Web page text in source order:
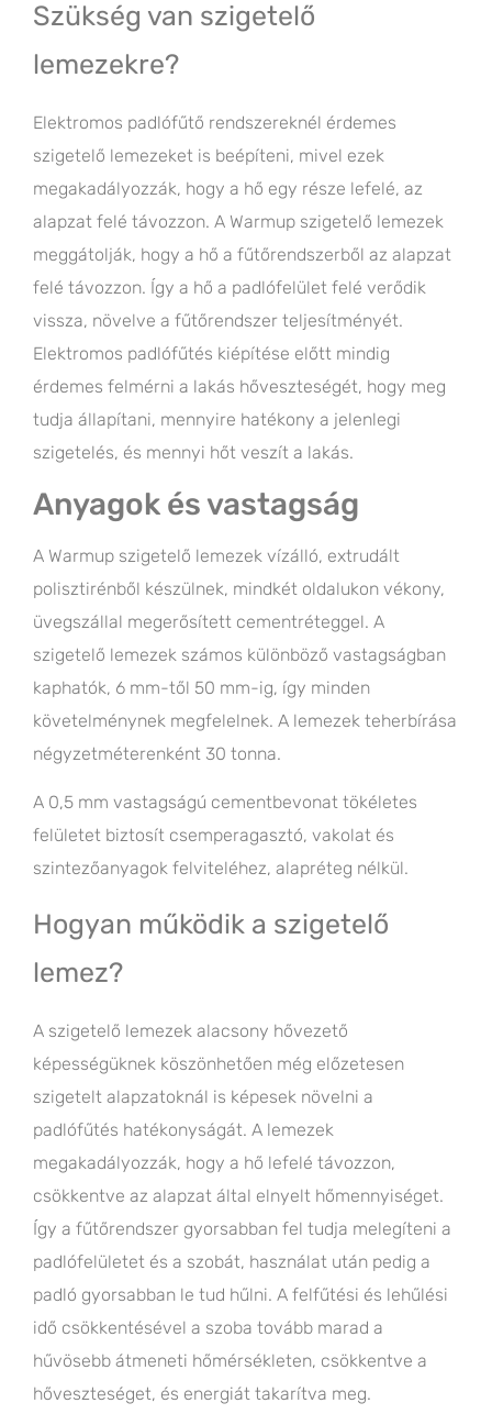
Szükség van szigetelő
lemezekre?
Elektromos padlófűtő rendszereknél érdemes
szigetelő lemezeket is beépíteni, mivel ezek
megakadályozzák, hogy a hő egy része lefelé, az
alapzat felé távozzon. A Warmup szigetelő lemezek
meggátolják, hogy a hő a fűtőrendszerből az alapzat
felé távozzon. Így a hő a padlófelület felé verődik
vissza, növelve a fűtőrendszer teljesítményét.
Elektromos padlófűtés kiépítése előtt mindig
érdemes felmérni a lakás hőveszteségét, hogy meg
tudja állapítani, mennyire hatékony a jelenlegi
szigetelés, és mennyi hőt veszít a lakás.
Anyagok és vastagság
A Warmup szigetelő lemezek vízálló, extrudált
polisztirénből készülnek, mindkét oldalukon vékony,
üvegszállal megerősített cementréteggel. A
szigetelő lemezek számos különböző vastagságban
kaphatók, 6 mm-től 50 mm-ig, így minden
követelménynek megfelelnek. A lemezek teherbírása
négyzetméterenként 30 tonna.
A 0,5 mm vastagságú cementbevonat tökéletes
felületet biztosít csemperagasztó, vakolat és
szintezőanyagok felviteléhez, alapréteg nélkül.
Hogyan működik a szigetelő
lemez?
A szigetelő lemezek alacsony hővezető
képességüknek köszönhetően még előzetesen
szigetelt alapzatoknál is képesek növelni a
padlófűtés hatékonyságát. A lemezek
megakadályozzák, hogy a hő lefelé távozzon,
csökkentve az alapzat által elnyelt hőmennyiséget.
Így a fűtőrendszer gyorsabban fel tudja melegíteni a
padlófelületet és a szobát, használat után pedig a
padló gyorsabban le tud hűlni. A felfűtési és lehűlési
idő csökkentésével a szoba tovább marad a
hűvösebb átmeneti hőmérsékleten, csökkentve a
hőveszteséget, és energiát takarítva meg.